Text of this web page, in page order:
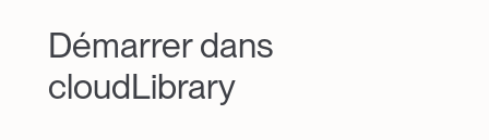
Démarrer dans
cloudLibrary